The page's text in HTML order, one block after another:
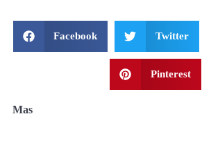
Facebook Twitter
Pinterest
Mas